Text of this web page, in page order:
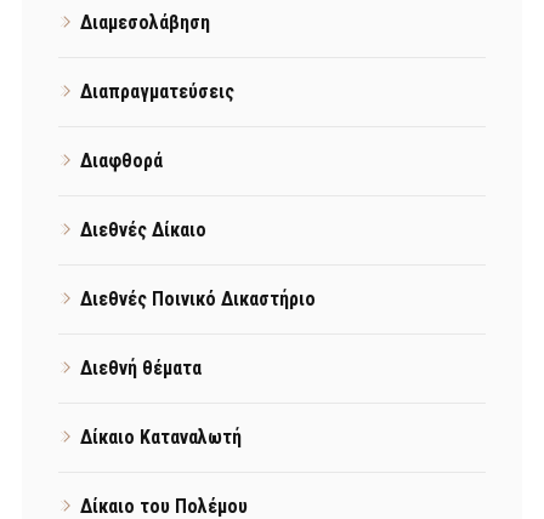
Διαμεσολάβηση
Διαπραγματεύσεις
Διαφθορά
Διεθνές Δίκαιο
Διεθνές Ποινικό Δικαστήριο
Διεθνή θέματα
Δίκαιο Καταναλωτή
Δίκαιο του Πολέμου